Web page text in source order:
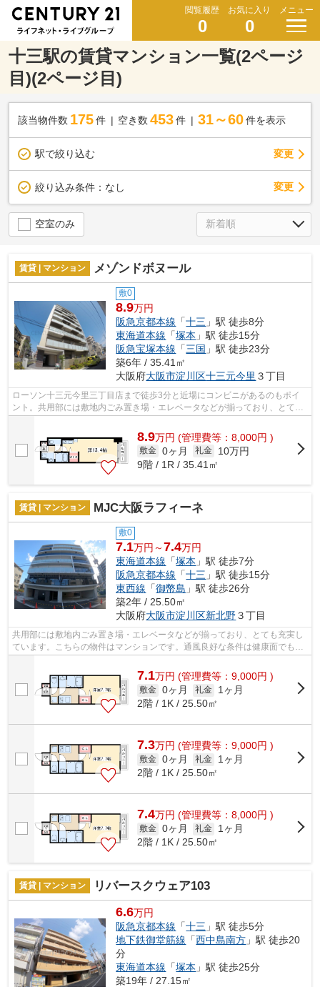
閲覧履歴
0
お気に入り
0
メニュー
十三駅の賃貸マンション一覧(2ページ
目)(2ページ目)
該当物件数 175件 空き数 453 件 31～60 件を表示
駅で絞り込む 変更
絞り込み条件： なし 変更
空室のみ
賃貸 | マンション メゾンドボヌール
敷0
8.9万円
阪急京都本線 「十三 」駅 徒歩8分
東海道本線 「塚本 」駅 徒歩15分
阪急宝塚本線 「三国 」駅 徒歩23分
築6年 / 35.41㎡
大阪府大阪市淀川区十三元今里 ３丁目
ローソン十三元今里三丁目店まで徒歩3分と近場にコンビニがあるのもポイ
ント。共用部には敷地内ごみ置き場・エレベータなどが揃っており、とても
8.9万円 (管理費等：8,000円 )
敷金 0ヶ月 礼金
10万円
9階 / 1R / 35.41㎡
賃貸 | マンション MJC大阪ラフィーネ
敷0
7.1万円～7.4万円
東海道本線 「塚本 」駅 徒歩7分
阪急京都本線 「十三 」駅 徒歩15分
東西線 「御幣島 」駅 徒歩26分
築2年 / 25.50㎡
大阪府大阪市淀川区新北野３丁目
共用部には敷地内ごみ置き場・エレベータなどが揃っており、とても充実し
ています。こちらの物件はマンションです。通風良好な条件は健康面でも大
切です。そんな観点からもおすすめの...
7.1万円 (管理費等：9,000円 )
敷金 0ヶ月 礼金
1ヶ月
2階 / 1K / 25.50㎡
7.3万円 (管理費等：9,000円 )
敷金 0ヶ月 礼金
1ヶ月
2階 / 1K / 25.50㎡
7.4万円 (管理費等：8,000円 )
敷金 0ヶ月 礼金
1ヶ月
2階 / 1K / 25.50㎡
賃貸 | マンション リバースクウェア103
6.6万円
阪急京都本線 「十三 」駅 徒歩5分
地下鉄御堂筋線 「西中島南方 」駅 徒歩20
分
東海道本線 「塚本 」駅 徒歩25分
築19年 / 27.15㎡